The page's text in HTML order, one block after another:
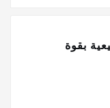
بقوة